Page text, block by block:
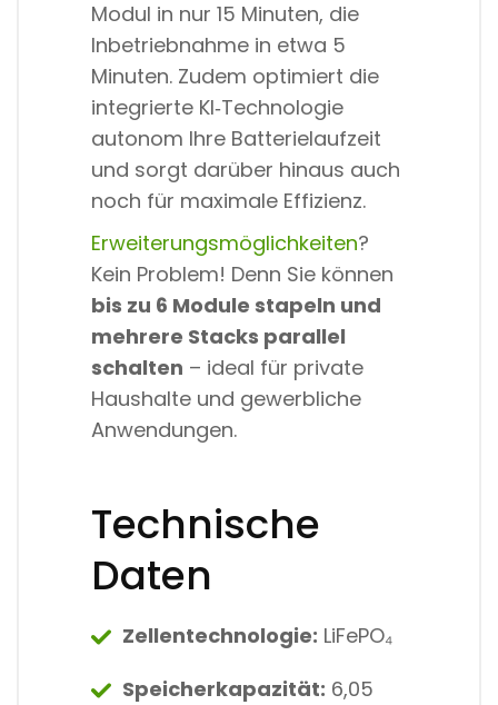
Modul in nur 15 Minuten, die
Inbetriebnahme in etwa 5
Minuten. Zudem optimiert die
integrierte KI‑Technologie
autonom Ihre Batterielaufzeit
und sorgt darüber hinaus auch
noch für maximale Effizienz.
Erweiterungsmöglichkeiten?
Kein Problem! Denn Sie können
bis zu 6 Module stapeln und
mehrere Stacks parallel
schalten – ideal für private
Haushalte und gewerbliche
Anwendungen.
Technische
Daten
Zellentechnologie: LiFePO₄
Speicherkapazität: 6,05